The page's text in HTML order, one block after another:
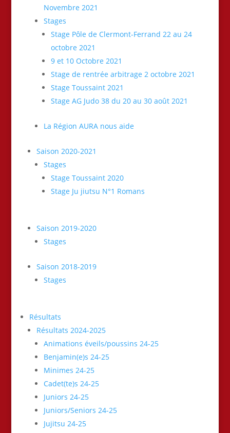
Novembre 2021
Stages
Stage Pôle de Clermont-Ferrand 22 au 24
octobre 2021
9 et 10 Octobre 2021
Stage de rentrée arbitrage 2 octobre 2021
Stage Toussaint 2021
Stage AG Judo 38 du 20 au 30 août 2021
La Région AURA nous aide
Saison 2020-2021
Stages
Stage Toussaint 2020
Stage Ju jiutsu N°1 Romans
Saison 2019-2020
Stages
Saison 2018-2019
Stages
Résultats
Résultats 2024-2025
Animations éveils/poussins 24-25
Benjamin(e)s 24-25
Minimes 24-25
Cadet(te)s 24-25
Juniors 24-25
Juniors/Seniors 24-25
Jujitsu 24-25